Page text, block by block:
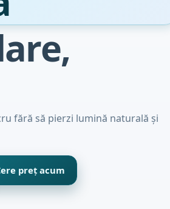
fără să pierzi lumină naturală și
preț acum